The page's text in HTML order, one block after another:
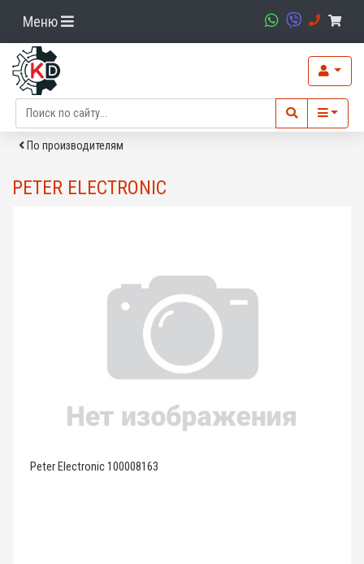
Меню
По производителям
PETER ELECTRONIC
Peter Electronic 100008163